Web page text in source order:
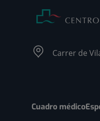
Carrer de
Cuadro médico